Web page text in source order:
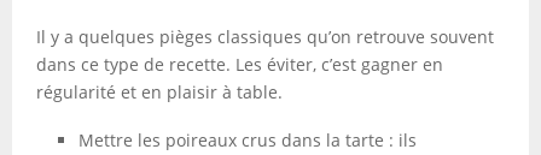
Il y a quelques pièges classiques qu’on retrouve souvent
dans ce type de recette. Les éviter, c’est gagner en
régularité et en plaisir à table.
Mettre les poireaux crus dans la tarte : ils